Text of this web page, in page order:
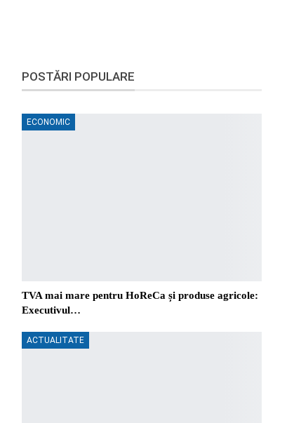
POSTĂRI POPULARE
ECONOMIC
TVA mai mare pentru HoReCa și produse agricole:
Executivul…
ACTUALITATE